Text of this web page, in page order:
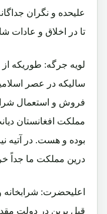
علیحده و نگران
تا در اخلاق و عادات
لویه جرگه: طوریکه
سالیکه در عصر
فروش و استعمال
مملکت افغانستان
بوده و هست. در آتیه
درین مملکت ما جداً
اعلیحضرت:
قبل برین در دولت